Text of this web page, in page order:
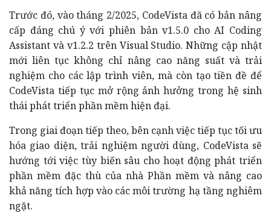
Trước đó, vào tháng 2/2025, CodeVista đã có bản nâng
cấp đáng chú ý với phiên bản v1.5.0 cho AI Coding
Assistant và v1.2.2 trên Visual Studio. Những cập nhật
mới liên tục không chỉ nâng cao năng suất và trải
nghiệm cho các lập trình viên, mà còn tạo tiền đề để
CodeVista tiếp tục mở rộng ảnh hưởng trong hệ sinh
thái phát triển phần mềm hiện đại.
Trong giai đoạn tiếp theo, bên cạnh việc tiếp tục tối ưu
hóa giao diện, trải nghiệm người dùng, CodeVista sẽ
hướng tới việc tùy biến sâu cho hoạt động phát triển
phần mềm đặc thù của nhà Phần mềm và nâng cao
khả năng tích hợp vào các môi trường hạ tầng nghiêm
ngặt.